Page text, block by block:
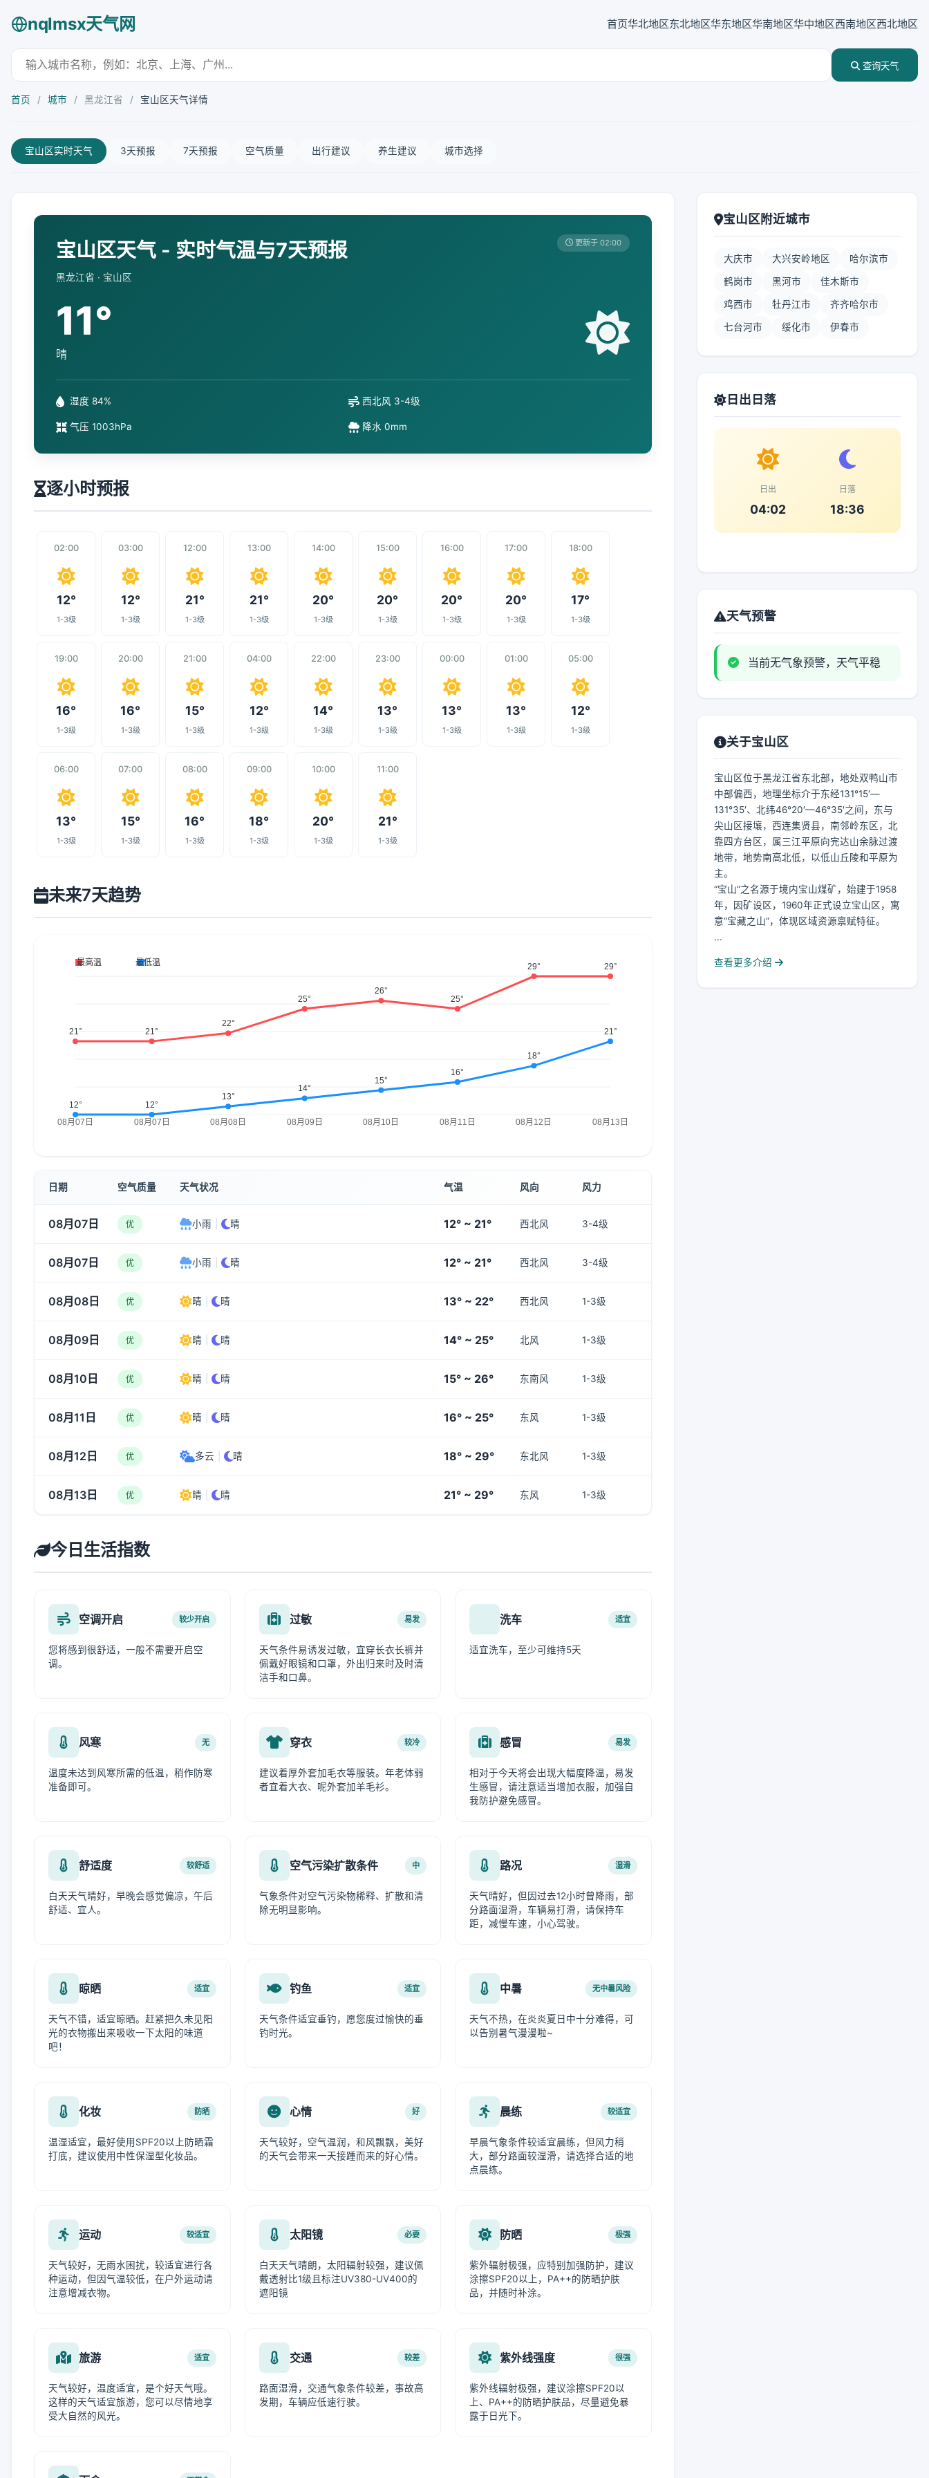
nqlmsx天气网 首页华北地区东北地区华东地区华南地区华中地区西南地区西北地区
查询天气
首页 / 城市 / 黑龙江省 / 宝山区天气详情
宝山区实时天气 3天预报 7天预报 空气质量 出行建议 养生建议 城市选择
宝山区天气 - 实时气温与7天预报
黑龙江省 · 宝山区
更新于 02:00
11°
晴
湿度 84% 西北风 3-4级
气压 1003hPa 降水 0mm
逐小时预报
02:00
12°
1-3级
03:00
12°
1-3级
12:00
21°
1-3级
13:00
21°
1-3级
14:00
20°
1-3级
15:00
20°
1-3级
16:00
20°
1-3级
17:00
20°
1-3级
18:00
17°
1-3级
19:00
16°
1-3级
20:00
16°
1-3级
21:00
15°
1-3级
04:00
12°
1-3级
22:00
14°
1-3级
23:00
13°
1-3级
00:00
13°
1-3级
01:00
13°
1-3级
05:00
12°
1-3级
06:00
13°
1-3级
07:00
15°
1-3级
08:00
16°
1-3级
09:00
18°
1-3级
10:00
20°
1-3级
11:00
21°
1-3级
未来7天趋势
日期 空气质量 天气状况 气温 风向 风力
08月07日 优 小雨 晴 12° ~ 21° 西北风 3-4级
08月07日 优 小雨 晴 12° ~ 21° 西北风 3-4级
08月08日 优 晴 晴 13° ~ 22° 西北风 1-3级
08月09日 优 晴 晴 14° ~ 25° 北风 1-3级
08月10日 优 晴 晴 15° ~ 26° 东南风 1-3级
08月11日 优 晴 晴 16° ~ 25° 东风 1-3级
08月12日 优 多云 晴 18° ~ 29° 东北风 1-3级
08月13日 优 晴 晴 21° ~ 29° 东风 1-3级
今日生活指数
空调开启 较少开启
您将感到很舒适，一般不需要开启空
调。
过敏 易发
天气条件易诱发过敏，宜穿长衣长裤并
佩戴好眼镜和口罩，外出归来时及时清
洁手和口鼻。
洗车 适宜
适宜洗车，至少可维持5天
风寒 无
温度未达到风寒所需的低温，稍作防寒
准备即可。
穿衣 较冷
建议着厚外套加毛衣等服装。年老体弱
者宜着大衣、呢外套加羊毛衫。
感冒 易发
相对于今天将会出现大幅度降温，易发
生感冒，请注意适当增加衣服，加强自
我防护避免感冒。
舒适度 较舒适
白天天气晴好，早晚会感觉偏凉，午后
舒适、宜人。
空气污染扩散条件 中
气象条件对空气污染物稀释、扩散和清
除无明显影响。
路况 湿滑
天气晴好，但因过去12小时曾降雨，部
分路面湿滑，车辆易打滑，请保持车
距，减慢车速，小心驾驶。
晾晒 适宜
天气不错，适宜晾晒。赶紧把久未见阳
光的衣物搬出来吸收一下太阳的味道
吧！
钓鱼 适宜
天气条件适宜垂钓，愿您度过愉快的垂
钓时光。
中暑 无中暑风险
天气不热，在炎炎夏日中十分难得，可
以告别暑气漫漫啦~
化妆 防晒
温湿适宜，最好使用SPF20以上防晒霜
打底，建议使用中性保湿型化妆品。
心情 好
天气较好，空气温润，和风飘飘，美好
的天气会带来一天接踵而来的好心情。
晨练 较适宜
早晨气象条件较适宜晨练，但风力稍
大，部分路面较湿滑，请选择合适的地
点晨练。
运动 较适宜
天气较好，无雨水困扰，较适宜进行各
种运动，但因气温较低，在户外运动请
注意增减衣物。
太阳镜 必要
白天天气晴朗，太阳辐射较强，建议佩
戴透射比1级且标注UV380-UV400的
遮阳镜
防晒 极强
紫外辐射极强，应特别加强防护，建议
涂擦SPF20以上，PA++的防晒护肤
品，并随时补涂。
旅游 适宜
天气较好，温度适宜，是个好天气哦。
这样的天气适宜旅游，您可以尽情地享
受大自然的风光。
交通 较差
路面湿滑，交通气象条件较差，事故高
发期，车辆应低速行驶。
紫外线强度 很强
紫外线辐射极强，建议涂擦SPF20以
上、PA++的防晒护肤品，尽量避免暴
露于日光下。
宝山区附近城市
大庆市 大兴安岭地区 哈尔滨市
鹤岗市 黑河市 佳木斯市
鸡西市 牡丹江市 齐齐哈尔市
七台河市 绥化市 伊春市
日出日落
日出
04:02
日落
18:36
天气预警
当前无气象预警，天气平稳
关于宝山区
宝山区位于黑龙江省东北部，地处双鸭山市
中部偏西，地理坐标介于东经131°15′—
131°35′、北纬46°20′—46°35′之间，东与
尖山区接壤，西连集贤县，南邻岭东区，北
靠四方台区，属三江平原向完达山余脉过渡
地带，地势南高北低，以低山丘陵和平原为
主。
“宝山”之名源于境内宝山煤矿，始建于1958
年，因矿设区，1960年正式设立宝山区，寓
意“宝藏之山”，体现区域资源禀赋特征。
...
查看更多介绍